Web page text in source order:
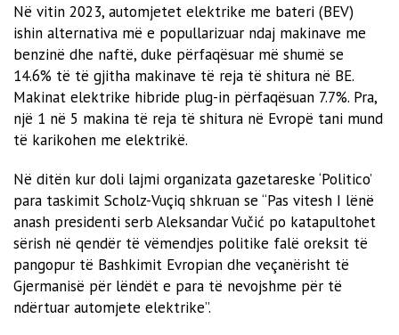
Në vitin 2023, automjetet elektrike me bateri (BEV)
ishin alternativa më e popullarizuar ndaj makinave me
benzinë ​​dhe naftë, duke përfaqësuar më shumë se
14.6% të të gjitha makinave të reja të shitura në BE.
Makinat elektrike hibride plug-in përfaqësuan 7.7%. Pra,
një 1 në 5 makina të reja të shitura në Evropë tani mund
të karikohen me elektrikë.
Në ditën kur doli lajmi organizata gazetareske ‘Politico’
para taskimit Scholz-Vuçiq shkruan se “Pas vitesh I lënë
anash presidenti serb Aleksandar Vučić po katapultohet
sërish në qendër të vëmendjes politike falë oreksit të
pangopur të Bashkimit Evropian dhe veçanërisht të
Gjermanisë për lëndët e para të nevojshme për të
ndërtuar automjete elektrike”.